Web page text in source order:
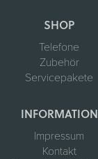
SHOP
Telefone
Zubehör
Servicepakete
INFORMATION
Impressum
Kontakt